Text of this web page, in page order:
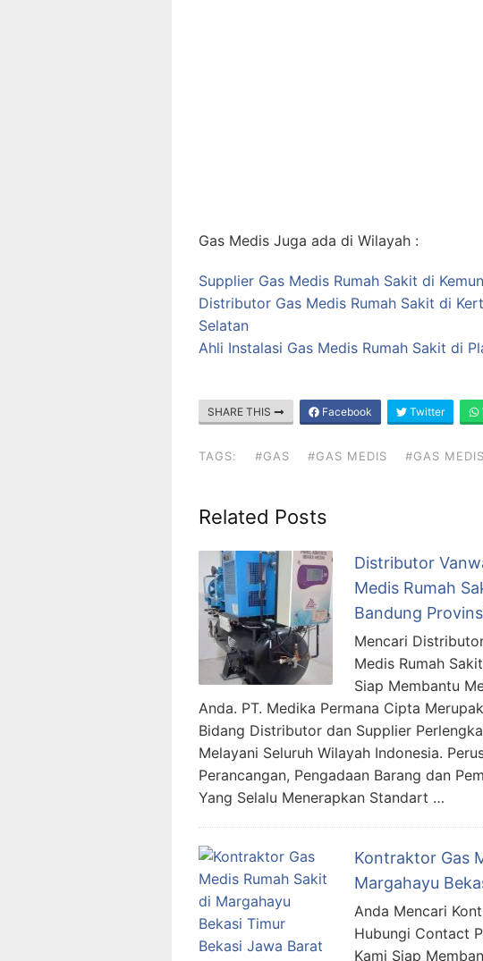
Gas Medis Juga ada di Wilayah :
Supplier Gas Medis Rumah Sakit di
Distributor Gas Medis Rumah Sakit di
Selatan
Ahli Instalasi Gas Medis Rumah Sakit di
SHARE THIS Facebook Twitter
TAGS: #GAS #GAS MEDIS #GAS
Related Posts
Distributor
Medis Rumah
Bandung
Mencari
Medis Rumah
Siap Membantu
Anda. PT. Medika Permana Cipta
Bidang Distributor dan Supplier
Melayani Seluruh Wilayah Indonesia.
Perancangan, Pengadaan Barang dan
Yang Selalu Menerapkan Standart …
Kontraktor Gas
Margahayu
Anda Mencari
Hubungi Contact
Kami Siap